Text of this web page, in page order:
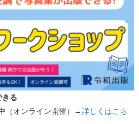
きる
（オンライン開催）→詳しくはこち